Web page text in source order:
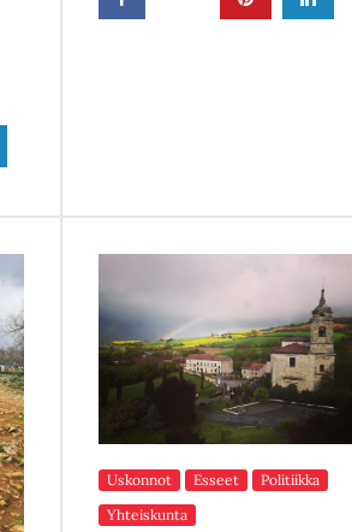
Uskonnot Esseet
Politiikka
Yhteiskunta